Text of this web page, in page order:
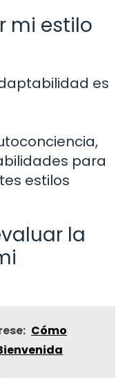
mi estilo
es
para
estilos
la
Cómo